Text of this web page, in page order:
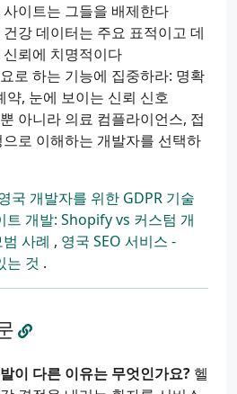
이트는 그들을 배제한다
강 데이터는 주요 표적이고 데
뢰에 치명적이다
로 하는 기능에 집중하라: 명확
약, 눈에 보이는 신뢰 신호
아니라 의료 컴플라이언스, 접
로 이해하는 개발자를 선택하
국 개발자를 위한 GDPR 기술
트 개발: Shopify vs 커스텀 개
사례 , 영국 SEO 서비스 -
는 것 .
이 다른 이유는 무엇인가요? 헬